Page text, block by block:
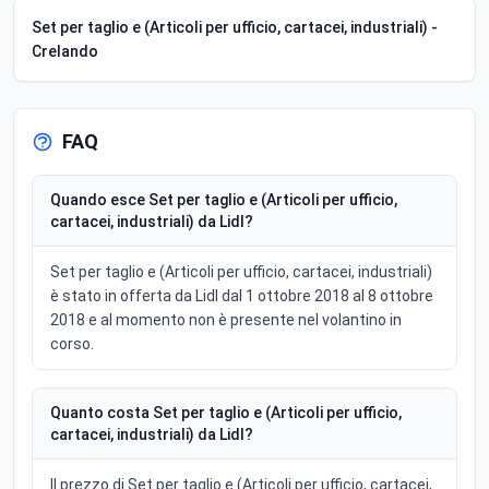
Set per taglio e (Articoli per ufficio, cartacei, industriali) -
Crelando
FAQ
Quando esce Set per taglio e (Articoli per ufficio,
cartacei, industriali) da Lidl?
Set per taglio e (Articoli per ufficio, cartacei, industriali)
è stato in offerta da Lidl dal 1 ottobre 2018 al 8 ottobre
2018 e al momento non è presente nel volantino in
corso.
Quanto costa Set per taglio e (Articoli per ufficio,
cartacei, industriali) da Lidl?
Il prezzo di Set per taglio e (Articoli per ufficio, cartacei,